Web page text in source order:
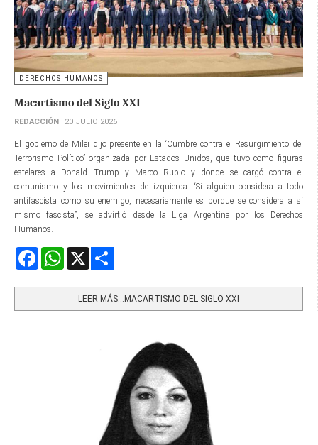
DERECHOS HUMANOS
Macartismo del Siglo XXI
REDACCIÓN 20 JULIO 2026
El gobierno de Milei dijo presente en la “Cumbre contra el Resurgimiento del
Terrorismo Político” organizada por Estados Unidos, que tuvo como figuras
estelares a Donald Trump y Marco Rubio y donde se cargó contra el
comunismo y los movimientos de izquierda. “Si alguien considera a todo
antifascista como su enemigo, necesariamente es porque se considera a sí
mismo fascista”, se advirtió desde la Liga Argentina por los Derechos
Humanos.
FacebookWhatsApp
LEER MÁS…MACARTISMO DEL SIGLO XXI